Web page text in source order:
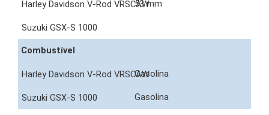
53 mm
Combustível
Gasolina
Gasolina